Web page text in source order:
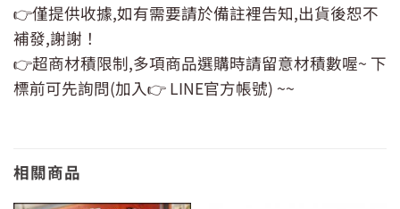
👉僅提供收據,如有需要請於備註裡告知,出貨後恕不
補發,謝謝！
👉超商材積限制,多項商品選購時請留意材積數喔~ 下
標前可先詢問(加入👉 LINE官方帳號) ~~
相關商品